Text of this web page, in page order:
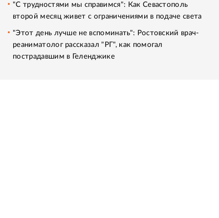
"С трудностями мы справимся": Как Севастополь
второй месяц живет с ограничениями в подаче света
"Этот день лучше не вспоминать": Ростовский врач-
реаниматолог рассказал "РГ", как помогал
пострадавшим в Геленджике